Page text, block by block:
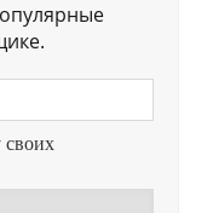
своих